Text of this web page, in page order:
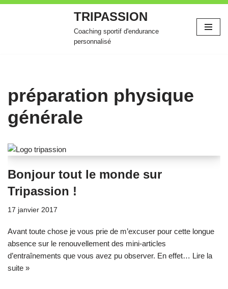
TRIPASSION
Coaching sportif d'endurance
personnalisé
préparation physique
générale
Bonjour tout le monde sur
Tripassion !
17 janvier 2017
Avant toute chose je vous prie de m’excuser pour cette longue
absence sur le renouvellement des mini-articles
d’entraînements que vous avez pu observer. En effet… Lire la
suite »